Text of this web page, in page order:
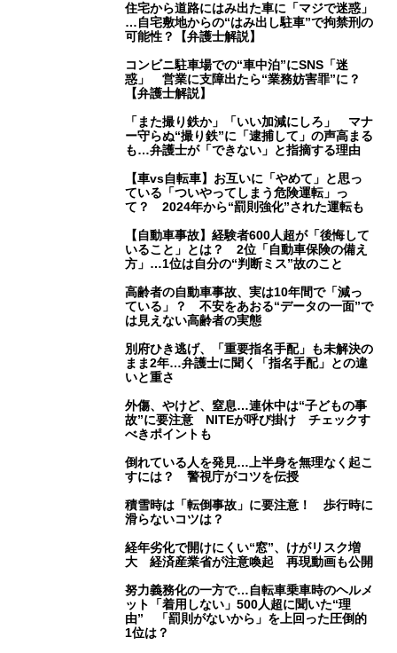
住宅から道路にはみ出た車に「マジで迷惑」
…自宅敷地からの“はみ出し駐車”で拘禁刑の
可能性？【弁護士解説】
コンビニ駐車場での“車中泊”にSNS「迷
惑」 営業に支障出たら“業務妨害罪”に？
【弁護士解説】
「また撮り鉄か」「いい加減にしろ」 マナ
ー守らぬ“撮り鉄”に「逮捕して」の声高まる
も…弁護士が「できない」と指摘する理由
【車vs自転車】お互いに「やめて」と思っ
ている「ついやってしまう危険運転」っ
て？ 2024年から“罰則強化”された運転も
【自動車事故】経験者600人超が「後悔して
いること」とは？ 2位「自動車保険の備え
方」…1位は自分の“判断ミス”故のこと
高齢者の自動車事故、実は10年間で「減っ
ている」？ 不安をあおる“データの一面”で
は見えない高齢者の実態
別府ひき逃げ、「重要指名手配」も未解決の
まま2年…弁護士に聞く「指名手配」との違
いと重さ
外傷、やけど、窒息…連休中は“子どもの事
故”に要注意 NITEが呼び掛け チェックす
べきポイントも
倒れている人を発見…上半身を無理なく起こ
すには？ 警視庁がコツを伝授
積雪時は「転倒事故」に要注意！ 歩行時に
滑らないコツは？
経年劣化で開けにくい“窓”、けがリスク増
大 経済産業省が注意喚起 再現動画も公開
努力義務化の一方で…自転車乗車時のヘルメ
ット「着用しない」500人超に聞いた“理
由” 「罰則がないから」を上回った圧倒的
1位は？